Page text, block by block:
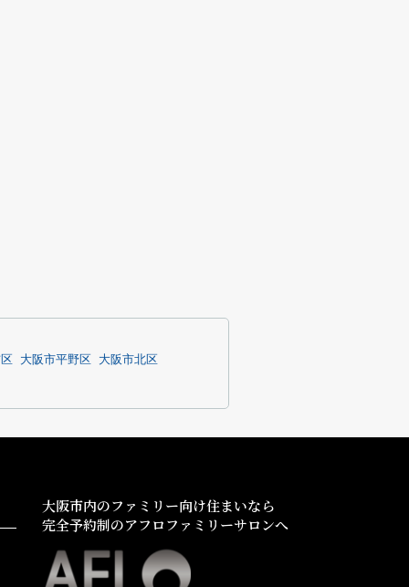
大阪市平野区
大阪市北区
大阪市内のファミリー向け住まいなら
完全予約制のアフロファミリーサロンへ